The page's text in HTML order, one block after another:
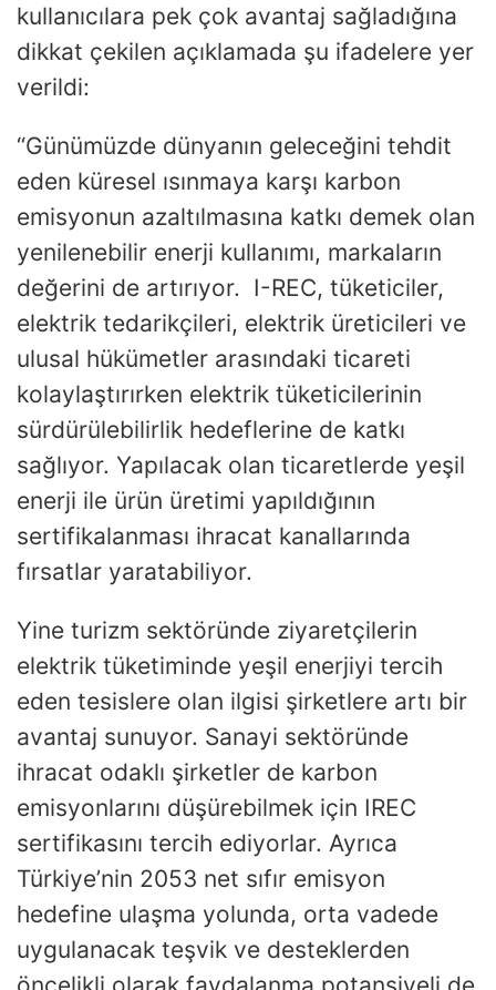
kullanıcılara pek çok avantaj sağladığına
dikkat çekilen açıklamada şu ifadelere yer
verildi:
“Günümüzde dünyanın geleceğini tehdit
eden küresel ısınmaya karşı karbon
emisyonun azaltılmasına katkı demek olan
yenilenebilir enerji kullanımı, markaların
değerini de artırıyor. I-REC, tüketiciler,
elektrik tedarikçileri, elektrik üreticileri ve
ulusal hükümetler arasındaki ticareti
kolaylaştırırken elektrik tüketicilerinin
sürdürülebilirlik hedeflerine de katkı
sağlıyor. Yapılacak olan ticaretlerde yeşil
enerji ile ürün üretimi yapıldığının
sertifikalanması ihracat kanallarında
fırsatlar yaratabiliyor.
Yine turizm sektöründe ziyaretçilerin
elektrik tüketiminde yeşil enerjiyi tercih
eden tesislere olan ilgisi şirketlere artı bir
avantaj sunuyor. Sanayi sektöründe
ihracat odaklı şirketler de karbon
emisyonlarını düşürebilmek için IREC
sertifikasını tercih ediyorlar. Ayrıca
Türkiye’nin 2053 net sıfır emisyon
hedefine ulaşma yolunda, orta vadede
uygulanacak teşvik ve desteklerden